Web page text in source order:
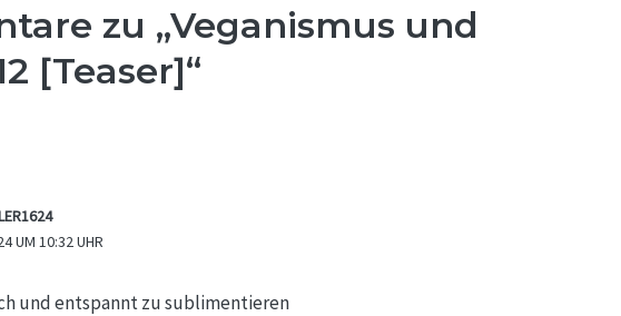
zu „Veganismus und
[Teaser]“
UM 10:32 UHR
und entspannt zu sublimentieren